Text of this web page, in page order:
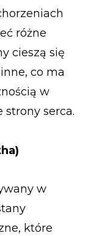
różne
cieszą się
co ma
w
serca.
w
które